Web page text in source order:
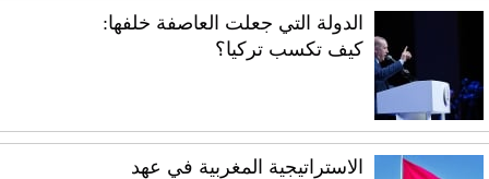
الدولة التي جعلت العاصفة خلفها:
كيف تكسب تركيا؟
الاستراتيجية المغربية في عهد